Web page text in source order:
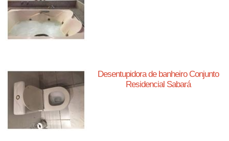
Desentupidora de banheiro Conjunto
Residencial Sabará